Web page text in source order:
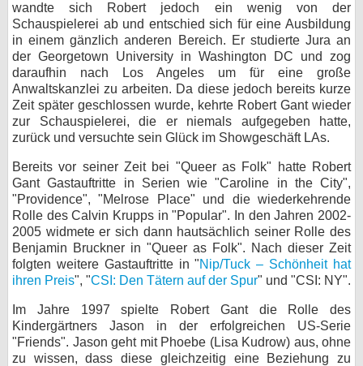
wandte sich Robert jedoch ein wenig von der
Schauspielerei ab und entschied sich für eine Ausbildung
in einem gänzlich anderen Bereich. Er studierte Jura an
der Georgetown University in Washington DC und zog
daraufhin nach Los Angeles um für eine große
Anwaltskanzlei zu arbeiten. Da diese jedoch bereits kurze
Zeit später geschlossen wurde, kehrte Robert Gant wieder
zur Schauspielerei, die er niemals aufgegeben hatte,
zurück und versuchte sein Glück im Showgeschäft LAs.
Bereits vor seiner Zeit bei "Queer as Folk" hatte Robert
Gant Gastauftritte in Serien wie "Caroline in the City",
"Providence", "Melrose Place" und die wiederkehrende
Rolle des Calvin Krupps in "Popular". In den Jahren 2002-
2005 widmete er sich dann hautsächlich seiner Rolle des
Benjamin Bruckner in "Queer as Folk". Nach dieser Zeit
folgten weitere Gastauftritte in "Nip/Tuck – Schönheit hat
ihren Preis", "CSI: Den Tätern auf der Spur" und "CSI: NY".
Im Jahre 1997 spielte Robert Gant die Rolle des
Kindergärtners Jason in der erfolgreichen US-Serie
"Friends". Jason geht mit Phoebe (Lisa Kudrow) aus, ohne
zu wissen, dass diese gleichzeitig eine Beziehung zu
Kontakt
Nutzungsbedingungen
Datenschutz
Cookie-Einstellungen
Desktop-Ansicht
myFanbase